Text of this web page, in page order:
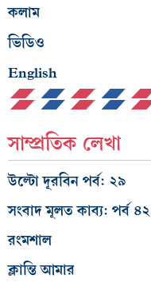
কলাম
ভিডিও
English
সাম্প্রতিক লেখা
উল্টো দূরবিন পর্ব: ২৯
সংবাদ মূলত কাব্য: পর্ব ৪২
রংমশাল
ক্লান্তি আমার